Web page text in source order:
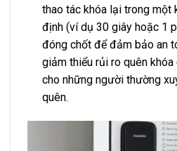
thao tác khóa lại trong một
định (ví dụ 30 giây hoặc 1
đóng chốt để đảm bảo an
giảm thiểu rủi ro quên
cho những người thường
quên.